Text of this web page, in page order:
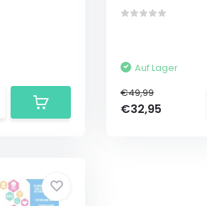
Auf Lager
€49,99
€32,95